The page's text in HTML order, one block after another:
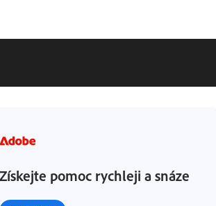
Získejte pomoc rychleji a snáze